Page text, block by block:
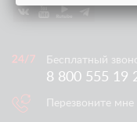
Бесплатный
8 800 555 19
Перезвоните мне